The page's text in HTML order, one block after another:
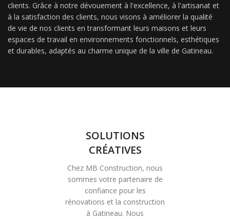
clients. Grâce à notre dévouement à l'excellence, à l'artisanat et
à la satisfaction des clients, nous visons à améliorer la qualité
de vie de nos clients en transformant leurs maisons et leurs
espaces de travail en environnements fonctionnels, esthétiques
et durables, adaptés au charme unique de la ville de Gatineau.
SOLUTIONS
CRÉATIVES
Chez MB Construction, nous
sommes votre partenaire de
confiance pour les
rénovations et la construction
à Gatineau. Nous